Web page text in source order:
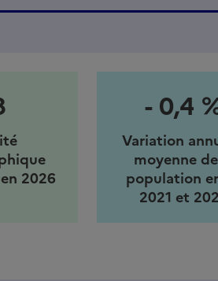
2026
- 0,4
Variation
moyenne
population
2021 et